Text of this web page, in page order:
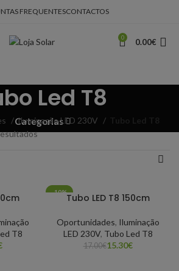
FREQUENTESCONTACTOS
0 0.00€
Led T8
Categorias
Iluminação LED 230V
T8
-10%Tubo LED T8 150cm
Oportunidades, Iluminação
LED 230V, Tubo Led T8
17.00€15.30€